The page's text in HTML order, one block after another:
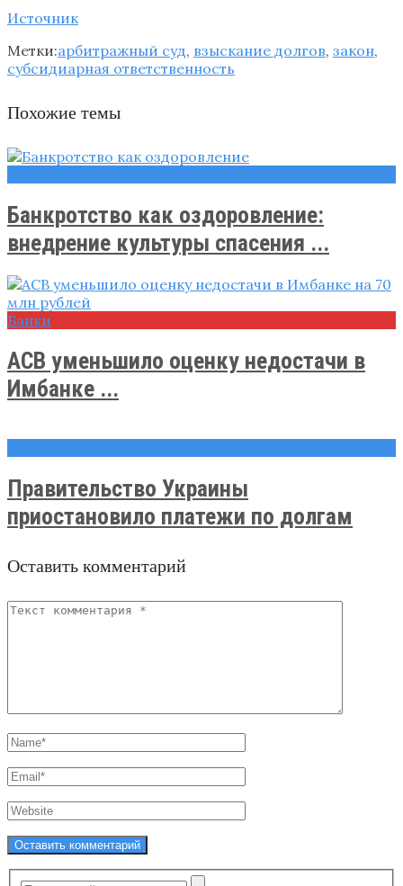
Источник
Метки:арбитражный суд, взыскание долгов, закон,
субсидиарная ответственность
Похожие темы
Банкротство как оздоровление:
внедрение культуры спасения ...
Банки
АСВ уменьшило оценку недостачи в
Имбанке ...
Правительство Украины
приостановило платежи по долгам
Оставить комментарий